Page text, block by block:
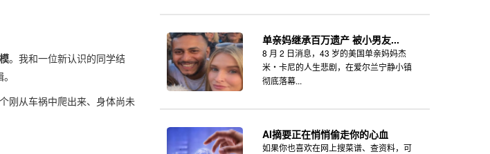
。我和一位新认识的同学结
刚从车祸中爬出来、身体尚未
单亲妈继承百万遗产 被小男友...
8 月 2 日消息，43 岁的美国单亲妈妈杰
米・卡尼的人生悲剧，在爱尔兰宁静小镇
彻底落幕...
AI摘要正在悄悄偷走你的心血
如果你也喜欢在网上搜菜谱、查资料，可